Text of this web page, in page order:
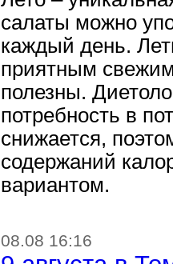
салаты можно
каждый день.
приятным
полезны.
потребность в
снижается,
содержаний
вариантом.
08.08 16:16